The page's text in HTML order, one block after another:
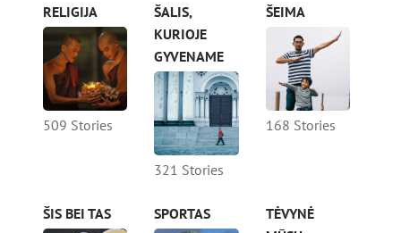
RELIGIJA
509 Stories
ŠALIS,
KURIOJE
GYVENAME
321 Stories
ŠEIMA
168 Stories
ŠIS BEI TAS SPORTAS
TĖVYNĖ